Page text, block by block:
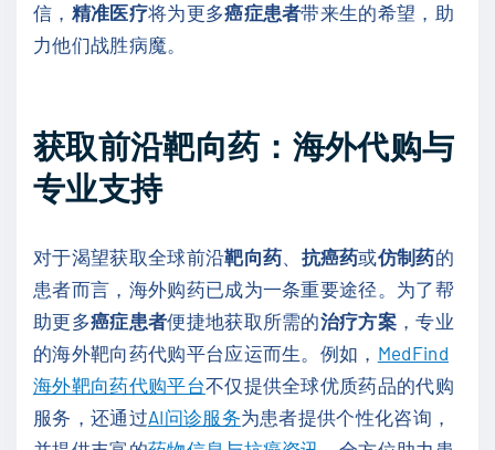
信， 精准医疗将为更多癌症患者带来生的希望，助
力他们战胜病魔。
获取前沿靶向药：海外代购与
专业支持
对于渴望获取全球前沿靶向药 抗癌药或仿制药的
患者而言，海外购药已成为一条重要途径。为了帮
助更多癌症患者便捷地获取所需的治疗方案 ，专业
的海外靶向药代购平台应运而生。例如， MedFind
海外靶向药代购平台不仅提供全球优质药品的代购
服务，还通过AI问诊服务为患者提供个性化咨询，